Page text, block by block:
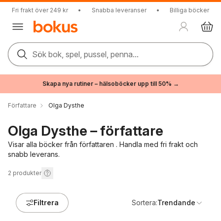
Fri frakt över 249 kr • Snabba leveranser • Billiga böcker
Sök bok, spel, pussel, penna...
Skapa nya rutiner – hälsoböcker upp till 50% →
Författare Olga Dysthe
Olga Dysthe – författare
Visar alla böcker från författaren . Handla med fri frakt och
snabb leverans.
2 produkter
Filtrera Sortera:Trendande